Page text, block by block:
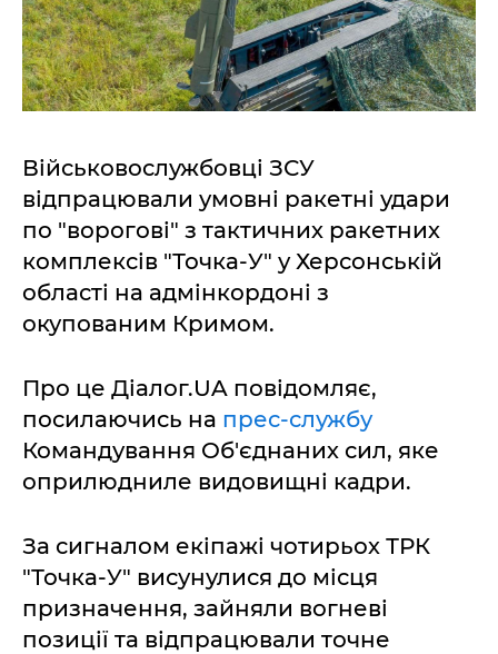
Військовослужбовці ЗСУ
відпрацювали умовні ракетні удари
по "ворогові" з тактичних ракетних
комплексів "Точка-У" у Херсонській
області на адмінкордоні з
окупованим Кримом.
Про це Діалог.UA повідомляє,
посилаючись на прес-службу
Командування Об'єднаних сил, яке
оприлюдниле видовищні кадри.
За сигналом екіпажі чотирьох ТРК
"Точка-У" висунулися до місця
призначення, зайняли вогневі
позиції та відпрацювали точне